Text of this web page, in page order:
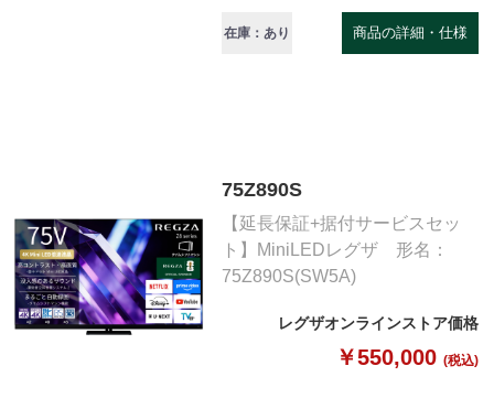
在庫：あり 商品の詳細・仕様
75Z890S
【延長保証+据付サービスセッ
ト】MiniLEDレグザ 形名：
75Z890S(SW5A)
レグザオンラインストア価格
￥550,000 (税込)